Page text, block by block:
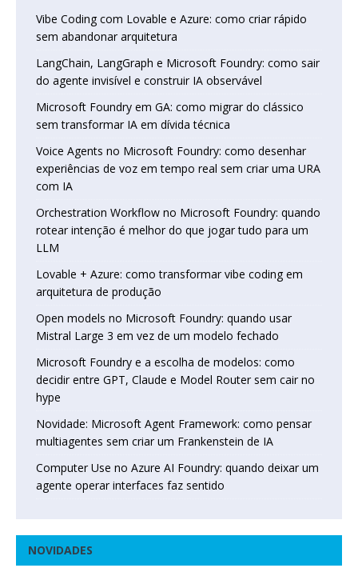
Vibe Coding com Lovable e Azure: como criar rápido
sem abandonar arquitetura
LangChain, LangGraph e Microsoft Foundry: como sair
do agente invisível e construir IA observável
Microsoft Foundry em GA: como migrar do clássico
sem transformar IA em dívida técnica
Voice Agents no Microsoft Foundry: como desenhar
experiências de voz em tempo real sem criar uma URA
com IA
Orchestration Workflow no Microsoft Foundry: quando
rotear intenção é melhor do que jogar tudo para um
LLM
Lovable + Azure: como transformar vibe coding em
arquitetura de produção
Open models no Microsoft Foundry: quando usar
Mistral Large 3 em vez de um modelo fechado
Microsoft Foundry e a escolha de modelos: como
decidir entre GPT, Claude e Model Router sem cair no
hype
Novidade: Microsoft Agent Framework: como pensar
multiagentes sem criar um Frankenstein de IA
Computer Use no Azure AI Foundry: quando deixar um
agente operar interfaces faz sentido
NOVIDADES